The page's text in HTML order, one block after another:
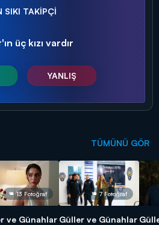
SIKI TAKİPÇİ
üç kızı vardır
YANLIŞ
TÜMÜNÜ GÖR
13 Fotoğraf
ve Günahlar
7 Fotoğraf
Güller ve Günahlar